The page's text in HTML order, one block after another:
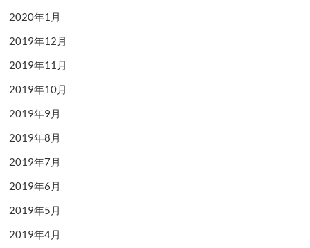
2020年1月
2019年12月
2019年11月
2019年10月
2019年9月
2019年8月
2019年7月
2019年6月
2019年5月
2019年4月